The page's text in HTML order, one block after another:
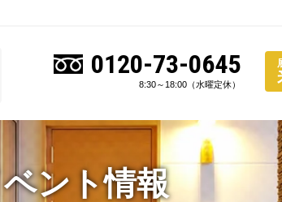
0120-73-0645
8:30～18:00（水曜定休）
ント情報